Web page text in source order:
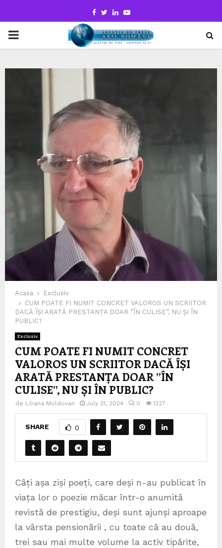
Facebook
TwitterLinkedinYoutube
PRIMARY
Acasa
Exclusiv
CUM POATE FI NUMIT CONCRET VALOROS UN SCRIITOR
DACĂ ÎȘI ARATĂ PRESTANȚA DOAR ”ÎN CULISE”, NU ȘI ÎN
PUBLIC?
Exclusiv
CUM POATE FI NUMIT CONCRET
VALOROS UN SCRIITOR DACĂ ÎȘI
ARATĂ PRESTANȚA DOAR ”ÎN
CULISE”, NU ȘI ÎN PUBLIC?
de Liliana Moldovan July 31, 2024 0 1327
SHARE 0
Câți așa ziși poeți, care deși n-au publicat în
viața lor o poezie măcar într-o anumită
revistă de prestigiu, deși sunt ajunși aproape
la vârsta pensionării , cu toate că au două,
trei sau mai multe volume la activ tipărite,